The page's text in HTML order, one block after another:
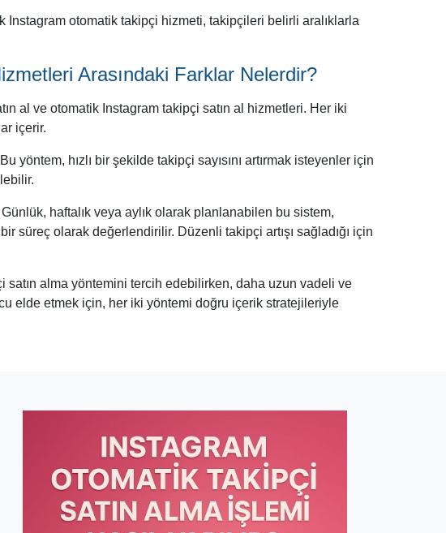
Instagram otomatik takipçi hizmeti, takipçileri belirli aralıklarla
Arasındaki Farklar Nelerdir?
al ve otomatik Instagram takipçi satın al hizmetleri. Her iki
içerir.
hızlı bir şekilde takipçi sayısını artırmak isteyenler için
haftalık veya aylık olarak planlanabilen bu sistem,
süreç olarak değerlendirilir. Düzenli takipçi artışı sağladığı için
satın alma yöntemini tercih edebilirken, daha uzun vadeli ve
elde etmek için, her iki yöntemi doğru içerik stratejileriyle